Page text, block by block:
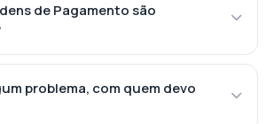
de Pagamento são
problema, com quem devo